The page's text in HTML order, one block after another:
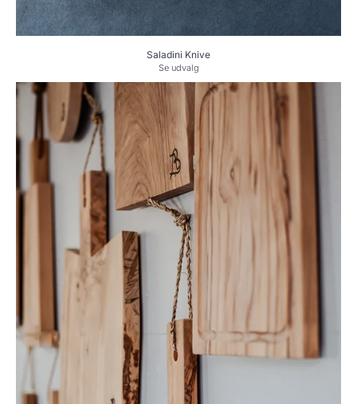
Saladini Knive
Se udvalg